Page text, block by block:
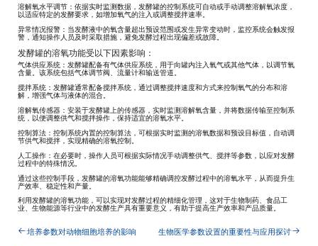
溶解氧水平调节：依据实时监测数据，发酵罐的控制系统可自动或手动调整溶解氧浓度，
以适应特定的发酵要求，如增加氧气的注入或调整搅拌速率。
异常情况报警：当发酵液中的氧含量超出预设范围或发生异常变动时，监控系统会触发报
警，通知操作人员及时采取措施，避免发酵过程出现偏差或故障。
发酵罐的溶氧功能受以下因素影响：
气体供应系统：发酵罐配备有气体供应系统，用于向罐内注入氧气或其他气体，以调节氧
含量。该系统包括气体调节阀、流量计和输送管道。
搅拌系统：发酵罐通常配备搅拌系统，通过调整搅拌速度和方式来控制氧气的分布和溶
解，增强气体与液体的混合。
溶解氧传感器：安装于发酵罐上的传感器，实时监测溶解氧含量，并将数据传输至控制系
统，以便调整供气和搅拌操作，保持适宜的溶氧水平。
控制算法：控制系统内置的控制算法，可根据实时监测的溶氧数据和预设目标值，自动调
节供气和搅拌，实现精确的溶氧控制。
人工操作：在必要时，操作人员可根据实际情况手动调整供气、搅拌等参数，以应对发酵
过程中的特殊情况。
通过这些控制手段，发酵罐的溶氧功能能够精确调控发酵过程中的溶氧水平，从而提升生
产效率、稳定性和产量。
利用发酵罐的溶氧功能，可以实现对发酵过程的精细化管理，这对于生物制药、食品工
业、生物能源等行业中的发酵生产具有重要意义，有助于提高生产效率和产品质量。
培养参数对动物细胞培养的影响 生物医学参数设置的重要性与应用探讨